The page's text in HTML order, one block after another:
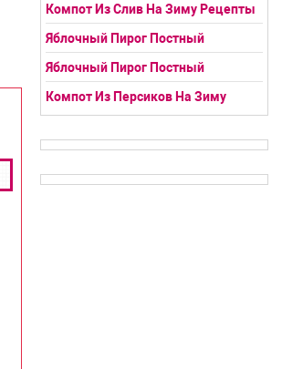
Компот Из Слив На Зиму Рецепты
Яблочный Пирог Постный
Яблочный Пирог Постный
Компот Из Персиков На Зиму